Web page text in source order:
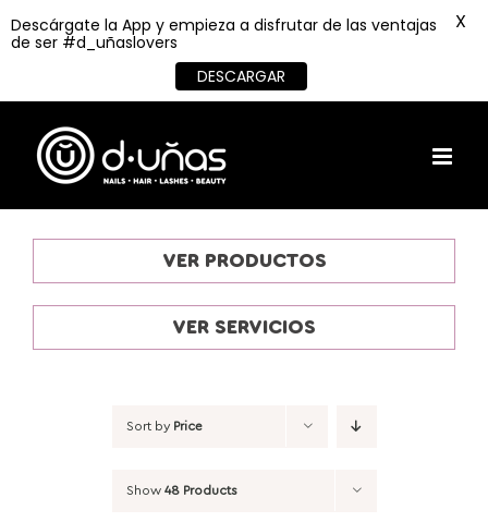
content
VER PRODUCTOS
VER SERVICIOS
Sort by Price
Show 48 Products
Descárgate la App y empieza a disfrutar de las ventajas
de ser #d_uñaslovers
DESCARGAR
X